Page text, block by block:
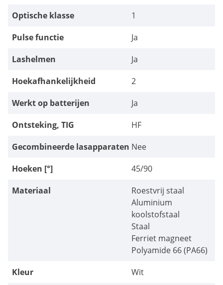
Optische klasse
1
Pulse functie
Ja
Lashelmen
Ja
Hoekafhankelijkheid
2
Werkt op batterijen
Ja
Ontsteking, TIG
HF
Gecombineerde lasapparaten Nee
Hoeken [°]
45/90
Materiaal
Roestvrij staal
Aluminium
koolstofstaal
Staal
Ferriet magneet
Polyamide 66 (PA66)
Kleur
Wit